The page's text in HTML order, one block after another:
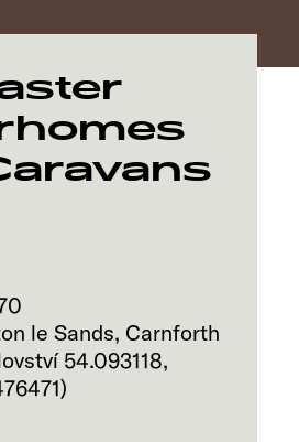
le Sands, Carnforth
54.093118,
)